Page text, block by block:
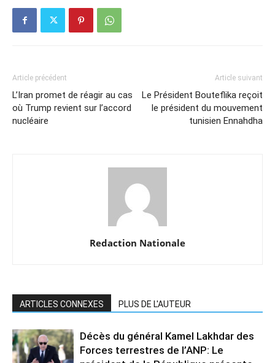
Article précédent
L’Iran promet de réagir au cas
où Trump revient sur l’accord
nucléaire
Article suivant
Le Président Bouteflika reçoit
le président du mouvement
tunisien Ennahdha
Redaction Nationale
ARTICLES CONNEXES PLUS DE L'AUTEUR
Décès du général Kamel Lakhdar des
Forces terrestres de l’ANP: Le